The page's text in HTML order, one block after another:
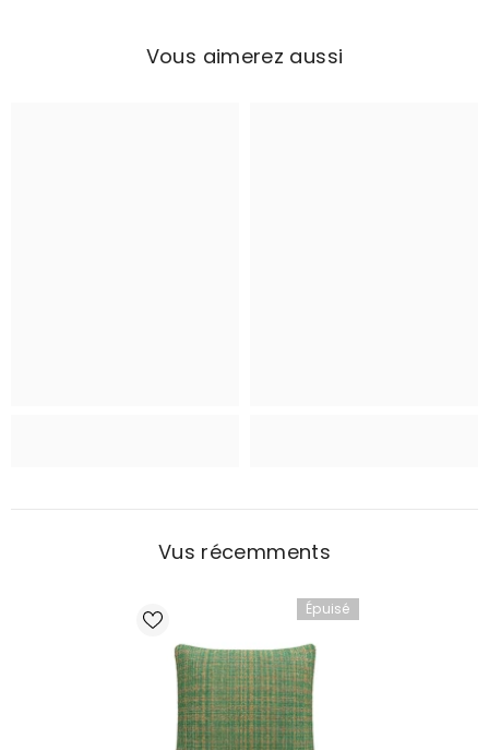
Vous aimerez aussi
Vus récemments
Épuisé